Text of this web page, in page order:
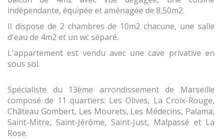
indépendante, équipée et aménagée de 8,50m2.
Il dispose de 2 chambres de 10m2 chacune, une salle
d'eau de 4m2 et un wc séparé.
L'appartement est vendu avec une cave privative en
sous sol.
Spécialiste du 13ème arrondissement de Marseille
composé de 11 quartiers: Les Olives, La Croix-Rouge,
Château Gombert, Les Mourets, Les Médecins, Palama,
Saint-Mitre, Saint-Jérôme, Saint-Just, Malpassé et La
Rose.